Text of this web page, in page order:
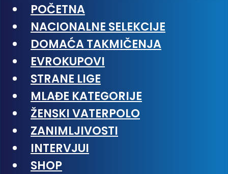
POČETNA
NACIONALNE SELEKCIJE
DOMAĆA TAKMIČENJA
EVROKUPOVI
STRANE LIGE
MLAĐE KATEGORIJE
ŽENSKI VATERPOLO
ZANIMLJIVOSTI
INTERVJUI
SHOP